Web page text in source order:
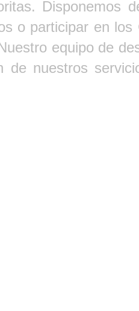
Disponemos
o participar en
equipo de
de nuestros